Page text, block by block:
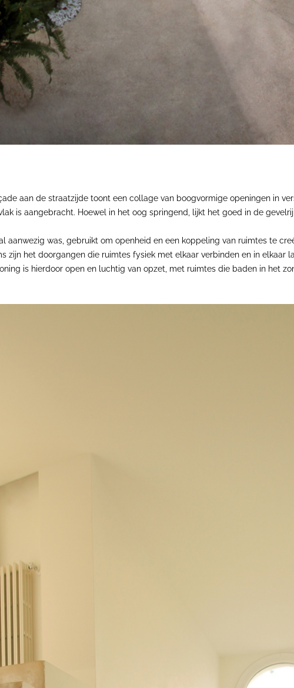
aan de straatzijde toont een collage van boogvormige openingen in
is aangebracht. Hoewel in het oog springend, lijkt het goed in de
was, gebruikt om openheid en een koppeling van ruimtes te
zijn het doorgangen die ruimtes fysiek met elkaar verbinden en in elkaar
is hierdoor open en luchtig van opzet, met ruimtes die baden in het